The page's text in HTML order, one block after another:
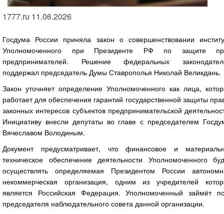
1777.ru 11.06.2026
Госдума России приняла закон о совершенствовании
Уполномоченного при Президенте РФ по защите
предпринимателей. Решение федеральных
поддержал председатель Думы Ставрополья Николай Великдань.
Закон уточняет определение Уполномоченного как лица,
работает для обеспечения гарантий государственной защиты
законных интересов субъектов предпринимательской
Инициативу внесли депутаты во главе с председателем
Вячеславом Володиным.
Документ предусматривает, что финансовое и
техническое обеспечение деятельности Уполномоченного
осуществлять определяемая Президентом России
некоммерческая организация, одним из учредителей
является Российская Федерация. Уполномоченный займёт
председателя наблюдательного совета данной организации.